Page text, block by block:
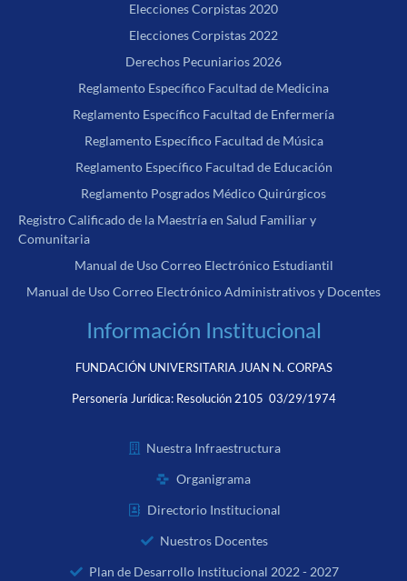
Elecciones Corpistas 2020
Elecciones Corpistas 2022
Derechos Pecuniarios 2026
Reglamento Específico Facultad de Medicina
Reglamento Específico Facultad de Enfermería
Reglamento Específico Facultad de Música
Reglamento Específico Facultad de Educación
Reglamento Posgrados Médico Quirúrgicos
Registro Calificado de la Maestría en Salud Familiar y
Comunitaria
Manual de Uso Correo Electrónico Estudiantil
Manual de Uso Correo Electrónico Administrativos y Docentes
Información Institucional
FUNDACIÓN UNIVERSITARIA JUAN N. CORPAS
Personería Jurídica: Resolución 2105 03/29/1974
Nuestra Infraestructura
Organigrama
Directorio Institucional
Nuestros Docentes
Plan de Desarrollo Institucional 2022 - 2027